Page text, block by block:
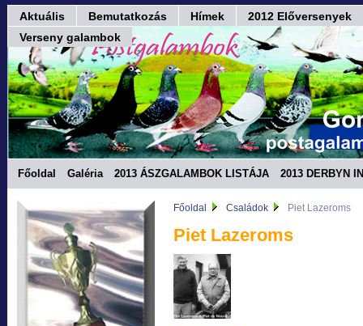
Aktuális Bemutatkozás Hímek
2012 Előversenyek
Verseny galambok
Főoldal Galéria 2013 ÁSZGALAMBOK LISTÁJA
2013 DERBYN
Főoldal Családok Piet Lazeroms
Piet Lazeroms